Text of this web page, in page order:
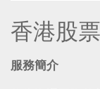
香港股票
服務簡介